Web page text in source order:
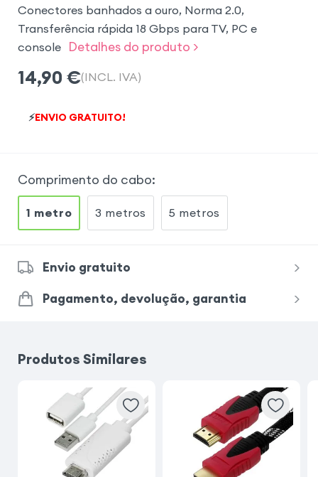
Conectores banhados a ouro, Norma 2.0,
Transferência rápida 18 Gbps para TV, PC e
console
Detalhes do produto >
14,90 €(INCL. IVA)
⚡ENVIO GRATUITO!
Comprimento do cabo:
1 metro 3 metros 5 metros
Envio gratuito
Pagamento, devolução, garantia
Produtos Similares